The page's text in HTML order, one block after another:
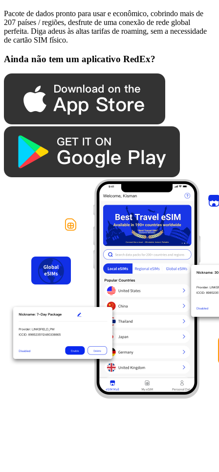
Pacote de dados pronto para usar e econômico, cobrindo mais de
207 países / regiões, desfrute de uma conexão de rede global
perfeita. Diga adeus às altas tarifas de roaming, sem a necessidade
de cartão SIM físico.
Ainda não tem um aplicativo RedEx?